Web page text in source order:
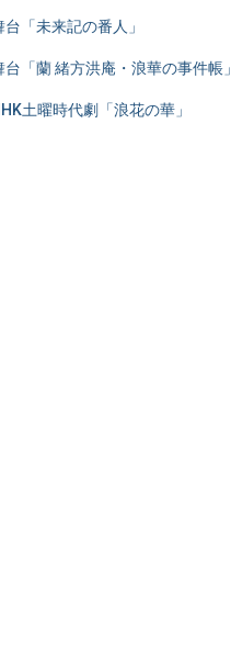
台「未来記の番人」
台「蘭 緒方洪庵・浪華の事件帳」
土曜時代劇「浪花の華」